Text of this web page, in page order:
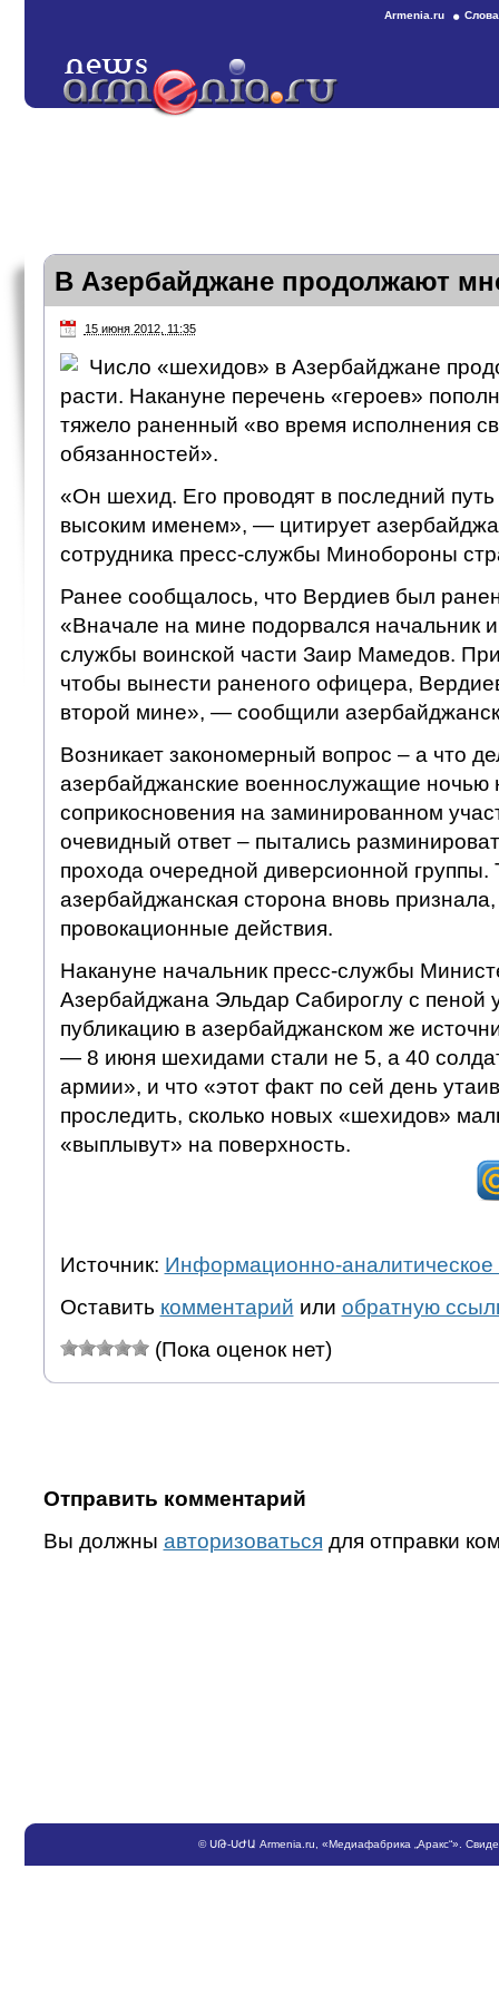
Armenia.ru
В Азербайджане продолжают
15 июня 2012, 11:35
Число «шехидов» в Азербайджане
расти. Накануне перечень «героев»
тяжело раненный «во время исполнения
обязанностей».
«Он шехид. Его проводят в последний путь
высоким именем», — цитирует
сотрудника пресс-службы Минобороны
Ранее сообщалось, что Вердиев был
«Вначале на мине подорвался начальник
службы воинской части Заир Мамедов.
чтобы вынести раненого офицера,
второй мине», — сообщили
Возникает закономерный вопрос – а что
азербайджанские военнослужащие ночью
соприкосновения на заминированном
очевидный ответ – пытались
прохода очередной диверсионной группы.
азербайджанская сторона вновь
провокационные действия.
Накануне начальник пресс-службы
Азербайджана Эльдар Сабироглу с пеной
публикацию в азербайджанском же
— 8 июня шехидами стали не 5, а 40
армии», и что «этот факт по сей день
проследить, сколько новых «шехидов»
«выплывут» на поверхность.
Источник: Информационно-аналитическое
Оставить комментарий или обратную
(Пока оценок нет)
Отправить комментарий
Вы должны авторизоваться для отправки
©ՍԹ-ՍԺԱ Armenia.ru , «Медиафабрика „Аракс“».